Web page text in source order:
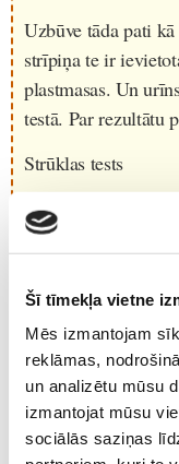
Šī tīmekļa vietne
Mēs izmantojam
reklāmas,
un analizētu mūsu
izmantojat mūsu
sociālās saziņas
Uzbūve tāda pati
strīpiņa te ir
plastmasas. Un
testā. Par rezultātu
Strūklas tests
Ērtība ir tajā, ka
vienkārši jāpaliek
jutīgāki. Un atkal
strīpiņu skaitu testā.
Elektriskais tests
Šāda veida testiem
urīnā vai jāpaliek